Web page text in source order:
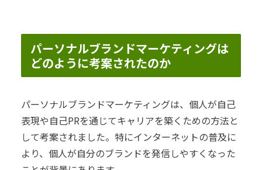
パーソナルブランドマーケティングは
どのように考案されたのか
パーソナルブランドマーケティングは、個人が自己
表現や自己PRを通じてキャリアを築くための方法と
して考案されました。特にインターネットの普及に
より、個人が自分のブランドを発信しやすくなった